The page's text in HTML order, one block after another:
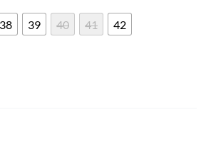
38 39 40 41 42